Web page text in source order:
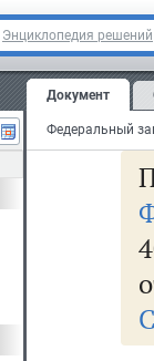
Энциклопедия решений
Документ
7.